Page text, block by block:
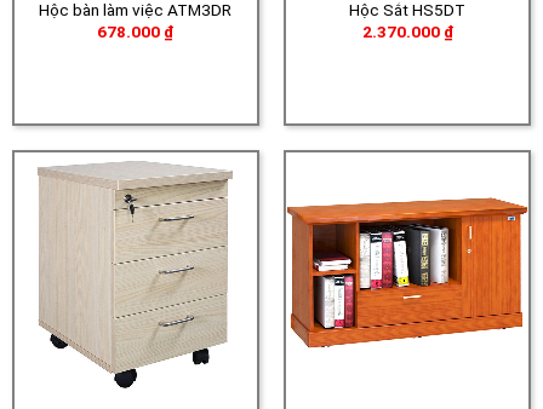
Hộc bàn làm việc ATM3DR
678.000 ₫
Hộc Sắt HS5DT
2.370.000 ₫